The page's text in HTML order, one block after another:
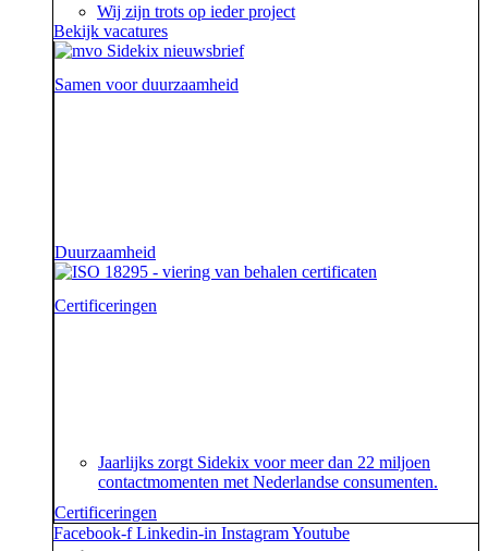
Wij zijn trots op ieder project
Bekijk vacatures
Samen voor duurzaamheid
Duurzaamheid
Certificeringen
Jaarlijks zorgt Sidekix voor meer dan 22 miljoen
contactmomenten met Nederlandse consumenten.
Certificeringen
Facebook-f Linkedin-in InstagramYoutube